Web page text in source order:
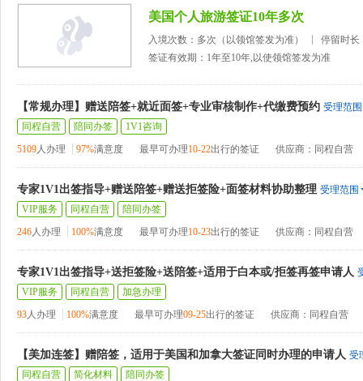
美国个人旅游签证10年多次
入境次数：多次（以领馆签发为准）
停留时长
签证有效期：1年至10年,以使领馆签发为准
【常规办理】赠送陪签+就近面签+专业审核制作+代缴费预约 受理范围
同程自营
陪同办签
1V1咨询
5109人办理 97%满意度 最早可办理10-22出行的签证 供应商：同程自营
专家1V1出签指导+赠送陪签+赠送拒签险+面签材料协助整理 受理范围
VIP服务
同程自营
陪同办签
246人办理 100%满意度 最早可办理10-23出行的签证 供应商：同程自营
专家1V1出签指导+送拒签险+送陪签+适用于白本或/拒签再签申请人
VIP服务
同程自营
加急办理
93人办理 100%满意度 最早可办理09-25出行的签证 供应商：同程自营
【美加连签】赠陪签，适用于美国和加拿大签证同时办理的申请人 受
同程自营
简化材料
陪同办签